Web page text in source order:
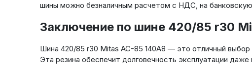
шины можно безналичным расчетом с НДС, на
Заключение по шине 420/85 r30
Шина 420/85 r30 Mitas AC-85 140A8 — это отличный
Эта резина обеспечит долговечность эксплуатации